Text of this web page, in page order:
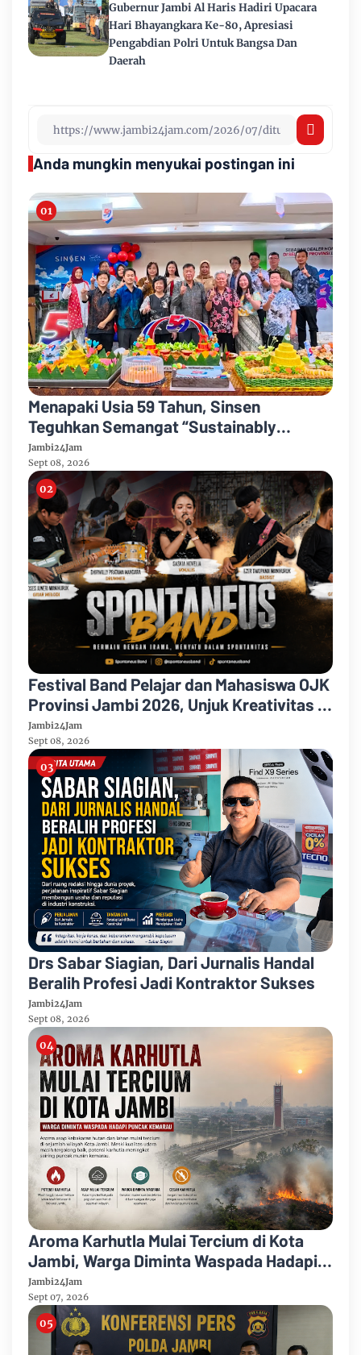
Gubernur Jambi Al Haris Hadiri Upacara
Hari Bhayangkara Ke-80, Apresiasi
Pengabdian Polri Untuk Bangsa Dan
Daerah
Anda mungkin menyukai postingan ini
Menapaki Usia 59 Tahun, Sinsen
Teguhkan Semangat “Sustainably
Growing”
Jambi24Jam
Sept 08, 2026
Festival Band Pelajar dan Mahasiswa OJK
Provinsi Jambi 2026, Unjuk Kreativitas di
Taman Banjuran Budayo, Spontaneus
Band Raih Juara 2
Jambi24Jam
Sept 08, 2026
Drs Sabar Siagian, Dari Jurnalis Handal
Beralih Profesi Jadi Kontraktor Sukses
Jambi24Jam
Sept 08, 2026
Aroma Karhutla Mulai Tercium di Kota
Jambi, Warga Diminta Waspada Hadapi
Puncak Kemarau
Jambi24Jam
Sept 07, 2026